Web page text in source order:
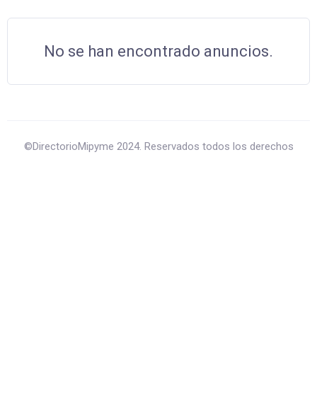
No se han encontrado anuncios.
©DirectorioMipyme 2024. Reservados todos los derechos